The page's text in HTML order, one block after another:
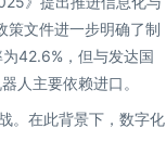
策文件进一步明确了制
42.6%，但与发达国
人主要依赖进口。
。在此背景下，数字化